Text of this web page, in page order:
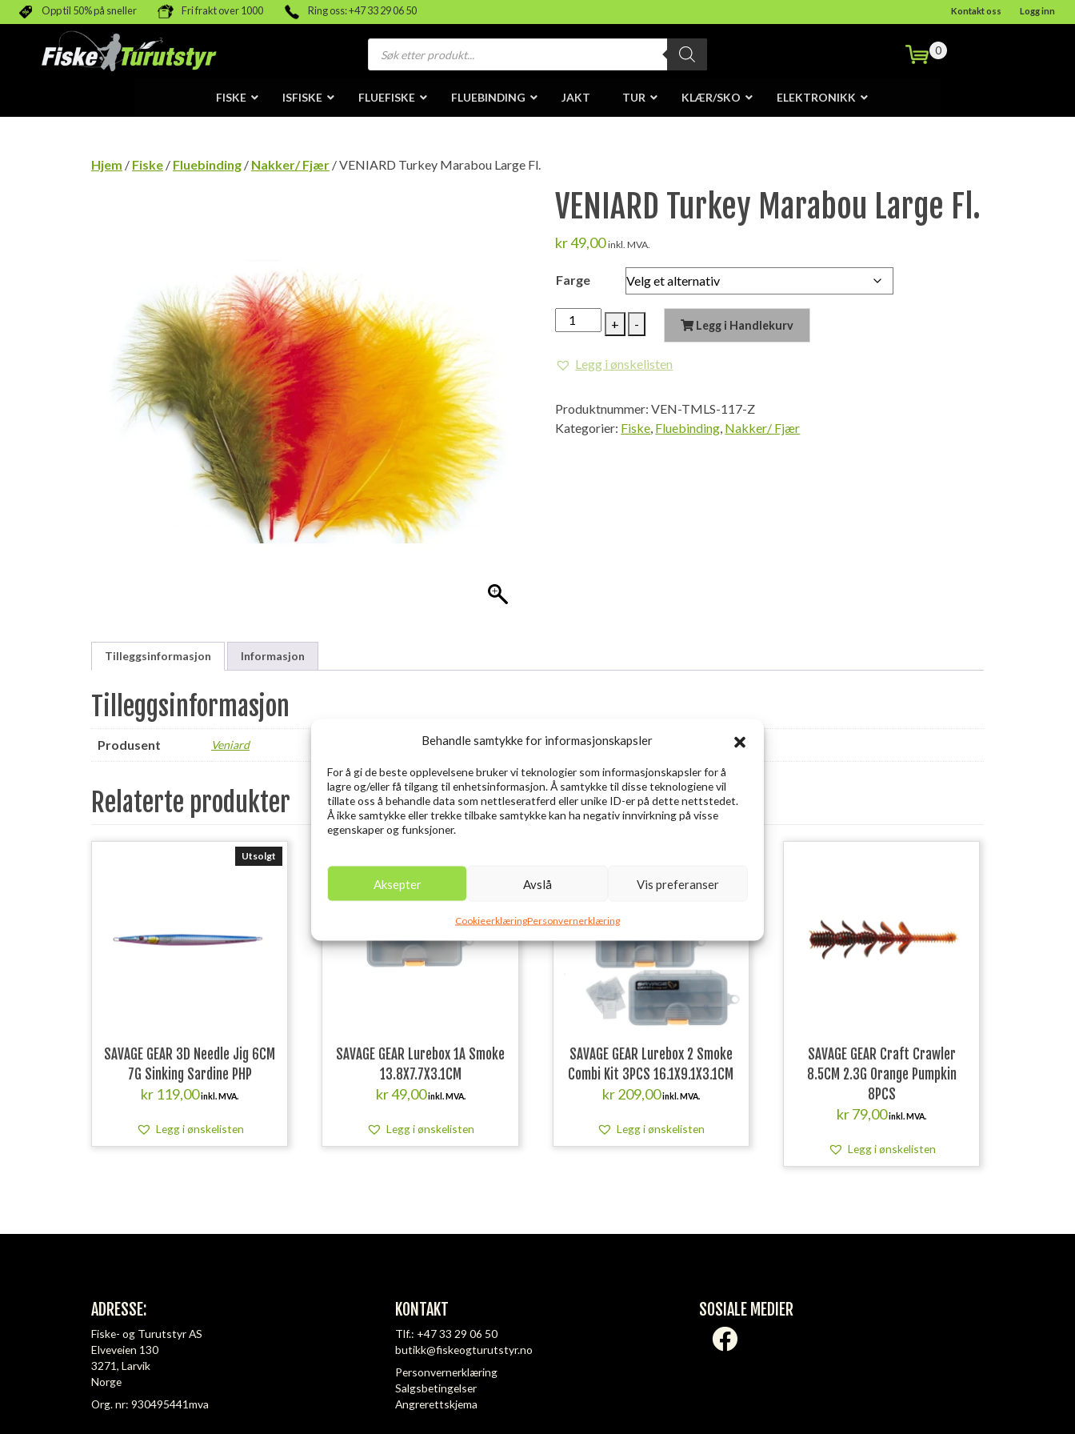
Behandle samtykke for informasjonskapsler
For å gi de beste opplevelsene bruker vi teknologier som informasjonskapsler for å
lagre og/eller få tilgang til enhetsinformasjon. Å samtykke til disse teknologiene vil
tillate oss å behandle data som nettleseratferd eller unike ID-er på dette nettstedet.
Å ikke samtykke eller trekke tilbake samtykke kan ha negativ innvirkning på visse
egenskaper og funksjoner.
Aksepter Avslå Vis preferanser
CookieerklæringPersonvernerklæring
Opp til 50% på sneller Fri frakt over 1000 Ring oss: +47 33 29 06 50 Kontakt oss Logg inn
Products
search
0
FISKE ISFISKE FLUEFISKE FLUEBINDING JAKT TUR KLÆR/SKO ELEKTRONIKK
Hjem / Fiske / Fluebinding / Nakker/ Fjær / VENIARD Turkey Marabou Large Fl.
VENIARD Turkey Marabou Large Fl.
kr49,00 inkl. MVA.
Farge
+
VENIARD
Turkey
Large
antall
- Legg i Handlekurv
Legg i ønskelisten
Produktnummer:VEN-TMLS-117-Z
Kategorier: Fiske, Fluebinding, Nakker/ Fjær
Tilleggsinformasjon Informasjon
Tilleggsinformasjon
Produsent Veniard
Relaterte produkter
Utsolgt
SAVAGE GEAR 3D Needle Jig 6CM
7G Sinking Sardine PHP
kr 119,00inkl. MVA.
Legg i ønskelisten
SAVAGE GEAR Lurebox 1A Smoke
13.8X7.7X3.1CM
kr49,00 inkl. MVA.
Legg i ønskelisten
SAVAGE GEAR Lurebox 2 Smoke
Combi Kit 3PCS 16.1X9.1X3.1CM
kr209,00inkl. MVA.
Legg i ønskelisten
SAVAGE GEAR Craft Crawler
8.5CM 2.3G Orange Pumpkin
8PCS
kr79,00inkl. MVA.
Legg i ønskelisten
ADRESSE:
Fiske- og Turutstyr AS
Elveveien 130
3271, Larvik
Norge
Org. nr: 930495441mva
KONTAKT
Tlf.: +47 33 29 06 50
butikk@fiskeogturutstyr.no
Personvernerklæring
Salgsbetingelser
Angrerettskjema
SOSIALE MEDIER